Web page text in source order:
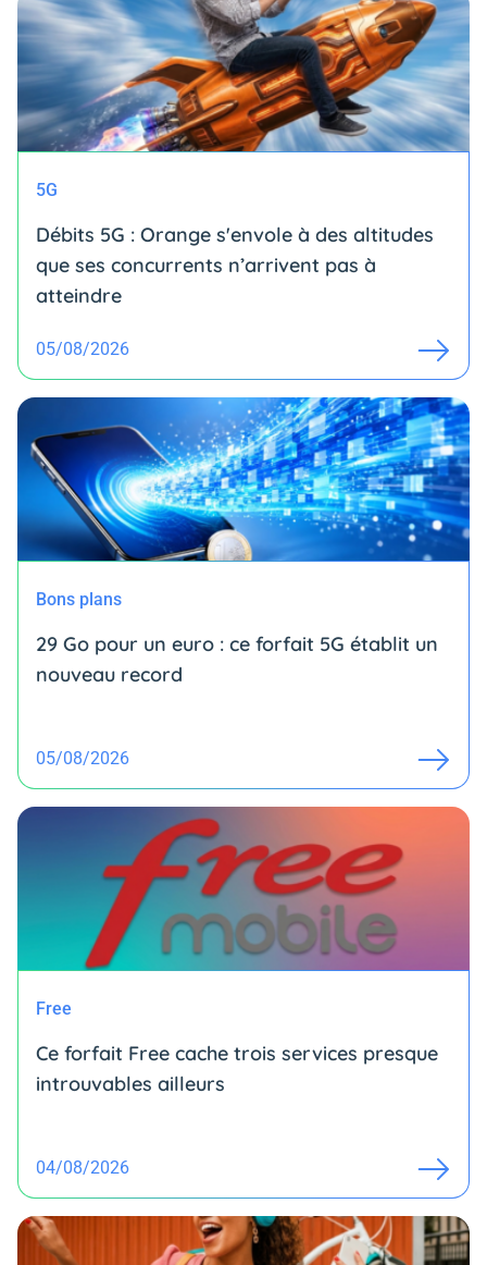
5G
Débits 5G : Orange s'envole à des altitudes
que ses concurrents n’arrivent pas à
atteindre
05/08/2026
Bons plans
29 Go pour un euro : ce forfait 5G établit un
nouveau record
05/08/2026
Free
Ce forfait Free cache trois services presque
introuvables ailleurs
04/08/2026